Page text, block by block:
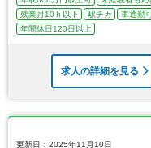
残業月10ｈ以下
駅チカ 車通勤
年間休日120日以上
求人の詳細を見る
更新日：2025年11月10日